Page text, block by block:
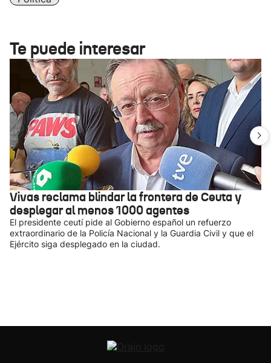
Te puede interesar
Vivas reclama blindar la frontera de Ceuta y
desplegar al menos 1000 agentes
El presidente ceutí pide al Gobierno español un refuerzo
extraordinario de la Policía Nacional y la Guardia Civil y que el
Ejército siga desplegado en la ciudad.